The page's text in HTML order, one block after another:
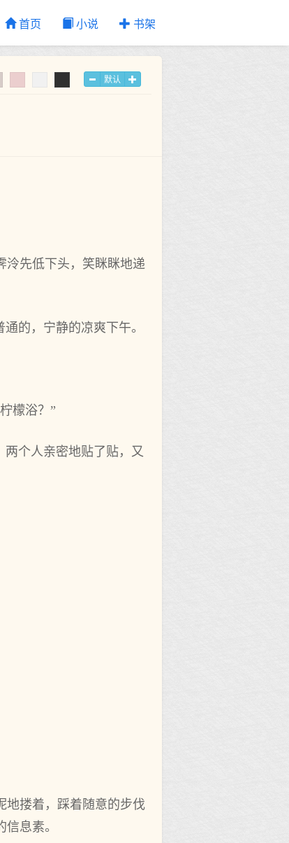
首页 小说 书架
默认
泠先低下头，笑眯眯地递
的，宁静的凉爽下午。
檬浴？”
个人亲密地贴了贴，又
地搂着，踩着随意的步伐
息素。